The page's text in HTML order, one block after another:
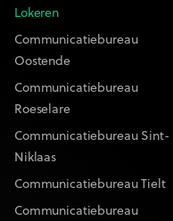
Lokeren
Communicatiebureau
Oostende
Communicatiebureau
Roeselare
Communicatiebureau Sint-
Niklaas
Communicatiebureau Tielt
Communicatiebureau